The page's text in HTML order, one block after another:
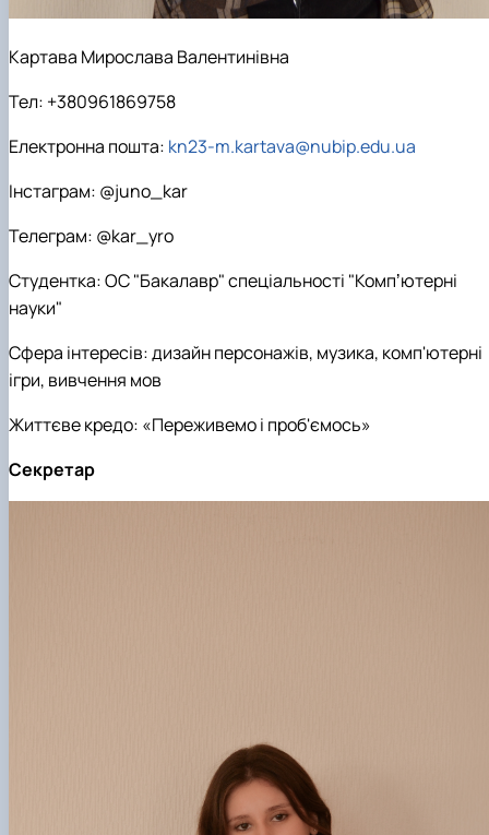
Картава Мирослава Валентинівна
Тел: +380961869758
Електронна пошта: kn23-m.kartava@nubip.edu.ua
Інстаграм: @juno_kar
Телеграм: @kar_yro
Студентка: ОС "Бакалавр" спеціальності "Компʼютерні
науки"
Сфера інтересів: дизайн персонажів, музика, комп'ютерні
ігри, вивчення мов
Життєве кредо: «Переживемо і проб'ємось»
Секретар